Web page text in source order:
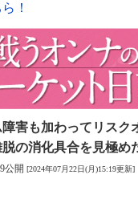
！
害も加わってリスク
の消化具合を見極め
公開 [2024年07月22日(月)15:19更新]